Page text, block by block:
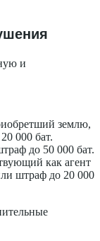
и
землю,
000 бат.
до 50 000 бат.
как агент
штраф до 20 000